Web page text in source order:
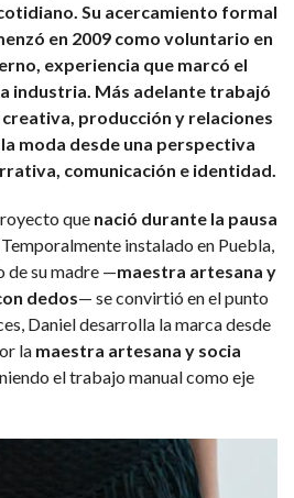
Su acercamiento formal
en 2009 como voluntario en
experiencia que marcó el
industria. Más adelante trabajó
producción y relaciones
moda desde una perspectiva
comunicación e identidad.
que nació durante la pausa
Temporalmente instalado en Puebla,
de su madre —maestra artesana y
dedos— se convirtió en el punto
Daniel desarrolla la marca desde
la maestra artesana y socia
el trabajo manual como eje